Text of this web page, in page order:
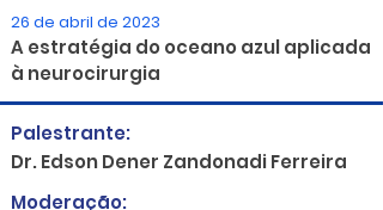
26 de abril de 2023
A estratégia do oceano azul aplicada
à neurocirurgia
Palestrante:
Dr. Edson Dener Zandonadi Ferreira
Moderação: